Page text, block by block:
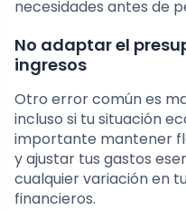
necesidades antes de
No adaptar el
ingresos
Otro error común es
incluso si tu situación
importante mantener
y ajustar tus gastos
cualquier variación en
financieros.